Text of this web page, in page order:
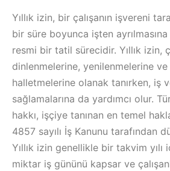
Yıllık izin, bir çalışanın işvereni
bir süre boyunca işten
resmi bir tatil sürecidir. Yıllık izin,
dinlenmelerine, yenilenmelerine
halletmelerine olanak tanırken, iş
sağlamalarına da yardımcı olur.
hakkı, işçiye tanınan en temel
4857 sayılı İş Kanunu tarafından
Yıllık izin genellikle bir takvim
miktar iş gününü kapsar ve